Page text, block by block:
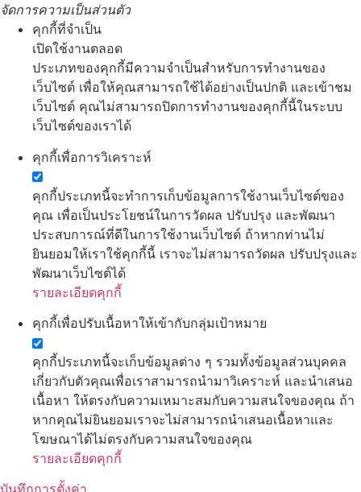
จัดการความเป็นส่วนตัว
คุกกี้ที่จำเป็น
เปิดใช้งานตลอด
ประเภทของคุกกี้มีความจำเป็นสำหรับการทำงานของ
เว็บไซต์ เพื่อให้คุณสามารถใช้ได้อย่างเป็นปกติ และเข้าชม
เว็บไซต์ คุณไม่สามารถปิดการทำงานของคุกกี้นี้ในระบบ
เว็บไซต์ของเราได้
คุกกี้เพื่อการวิเคราะห์
คุกกี้ประเภทนี้จะทำการเก็บข้อมูลการใช้งานเว็บไซต์ของ
คุณ เพื่อเป็นประโยชน์ในการวัดผล ปรับปรุง และพัฒนา
ประสบการณ์ที่ดีในการใช้งานเว็บไซต์ ถ้าหากท่านไม่
ยินยอมให้เราใช้คุกกี้นี้ เราจะไม่สามารถวัดผล ปรับปรุงและ
พัฒนาเว็บไซต์ได้
รายละเอียดคุกกี้
คุกกี้เพื่อปรับเนื้อหาให้เข้ากับกลุ่มเป้าหมาย
คุกกี้ประเภทนี้จะเก็บข้อมูลต่าง ๆ รวมทั้งข้อมูลส่วนบุคคล
เกี่ยวกับตัวคุณเพื่อเราสามารถนำมาวิเคราะห์ และนำเสนอ
เนื้อหา ให้ตรงกับความเหมาะสมกับความสนใจของคุณ ถ้า
หากคุณไม่ยินยอมเราจะไม่สามารถนำเสนอเนื้อหาและ
โฆษณาได้ไม่ตรงกับความสนใจของคุณ
รายละเอียดคุกกี้